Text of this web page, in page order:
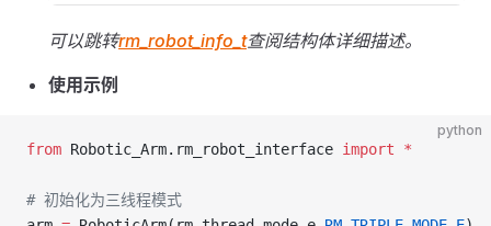
可以跳转rm_robot_info_t查阅结构体详细描述。
使用示例
python
from Robotic_Arm.rm_robot_interface import *
# 初始化为三线程模式